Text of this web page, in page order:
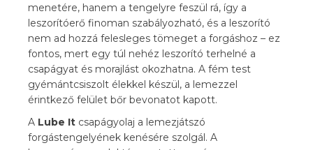
menetére, hanem a tengelyre feszül rá, így a
leszorítóerő finoman szabályozható, és a leszorító
nem ad hozzá felesleges tömeget a forgáshoz – ez
fontos, mert egy túl nehéz leszorító terhelné a
csapágyat és morajlást okozhatna. A fém test
gyémántcsiszolt élekkel készül, a lemezzel
érintkező felület bőr bevonatot kapott.
A Lube It csapágyolaj a lemezjátszó
forgástengelyének kenésére szolgál. A